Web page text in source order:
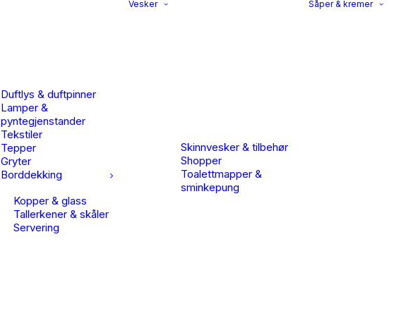
Duftlys & duftpinner
Lamper &
pyntegjenstander
Tekstiler
Tepper
Gryter
Borddekking
Kopper & glass
Tallerkener & skåler
Servering
Vesker
Skinnvesker & tilbehør
Shopper
Toalettmapper &
sminkepung
Såper & kremer